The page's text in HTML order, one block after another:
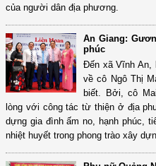
của người dân địa phương.
An Giang:
phúc
Đến xã Vĩnh An,
về cô Ngô Thị
biết. Bởi, cô
lòng với công tác từ thiện ở địa
dựng gia đình ấm no, hạnh phúc,
nhiệt huyết trong phong trào xây